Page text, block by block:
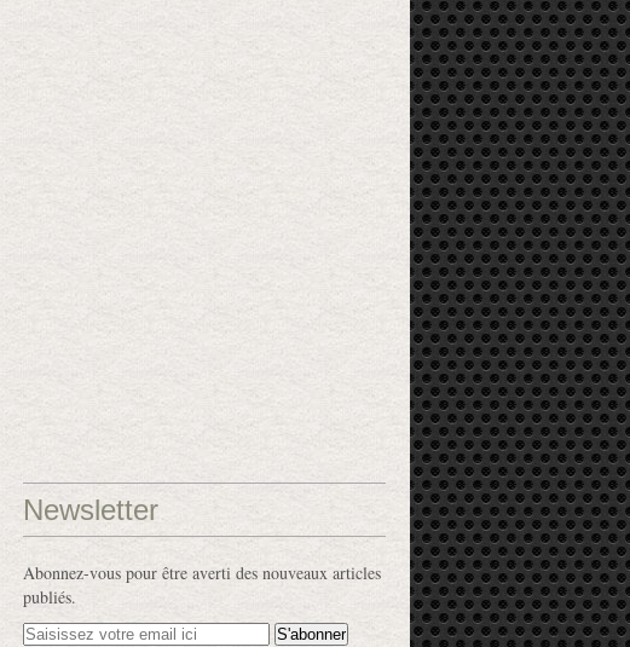
Newsletter
Abonnez-vous pour être averti des nouveaux articles
publiés.